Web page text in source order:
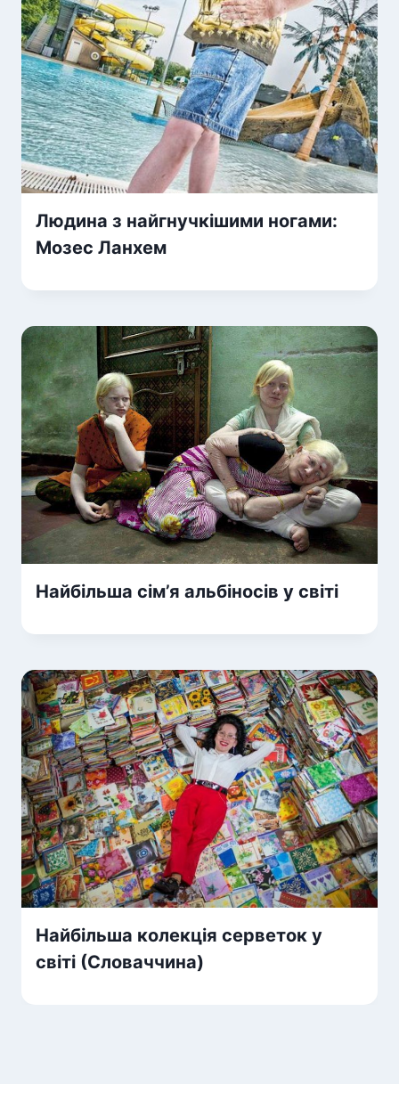
Людина з найгнучкішими ногами:
Мозес Ланхем
Найбільша сім’я альбіносів у світі
Найбільша колекція серветок у
світі (Словаччина)